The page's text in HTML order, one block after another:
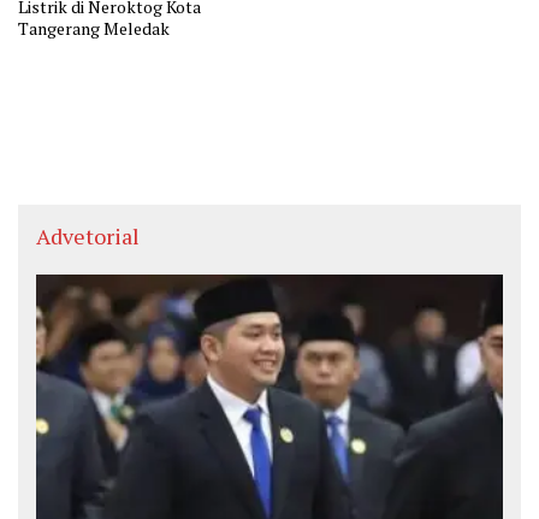
Listrik di Neroktog Kota
Tangerang Meledak
Advetorial